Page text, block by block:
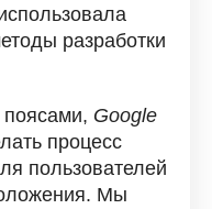
разработки
Google
процесс
пользователей
Мы